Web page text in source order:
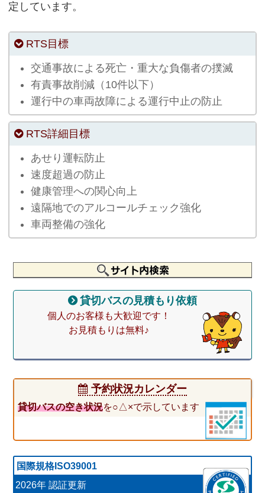
定しています。
RTS目標
交通事故による死亡・重大な負傷者の撲滅
有責事故削減（10件以下）
運行中の車両故障による運行中止の防止
RTS詳細目標
あせり運転防止
速度超過の防止
健康管理への関心向上
遠隔地でのアルコールチェック強化
車両整備の強化
貸切バスの見積もり依頼
個人のお客様も大歓迎です！
お見積もりは無料♪
予約状況カレンダー
貸切バスの空き状況を○△×で示しています
国際規格ISO39001
2026年 認証更新